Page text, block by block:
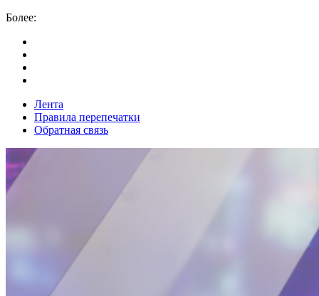
Более:
Лента
Правила перепечатки
Обратная связь